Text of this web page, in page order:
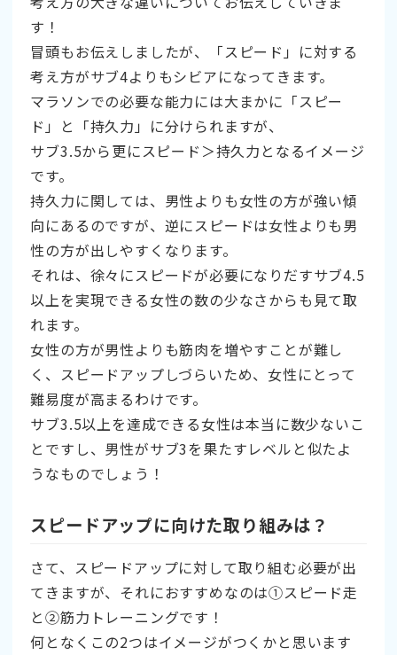
す！
冒頭もお伝えしましたが、「スピード」に対する
考え方がサブ4よりもシビアになってきます。
マラソンでの必要な能力には大まかに「スピー
ド」と「持久力」に分けられますが、
サブ3.5から更にスピード＞持久力となるイメージ
です。
持久力に関しては、男性よりも女性の方が強い傾
向にあるのですが、逆にスピードは女性よりも男
性の方が出しやすくなります。
それは、徐々にスピードが必要になりだすサブ4.5
以上を実現できる女性の数の少なさからも見て取
れます。
女性の方が男性よりも筋肉を増やすことが難し
く、スピードアップしづらいため、女性にとって
難易度が高まるわけです。
サブ3.5以上を達成できる女性は本当に数少ないこ
とですし、男性がサブ3を果たすレベルと似たよ
うなものでしょう！
スピードアップに向けた取り組みは？
さて、スピードアップに対して取り組む必要が出
てきますが、それにおすすめなのは➀スピード走
と➁筋力トレーニングです！
何となくこの2つはイメージがつくかと思います